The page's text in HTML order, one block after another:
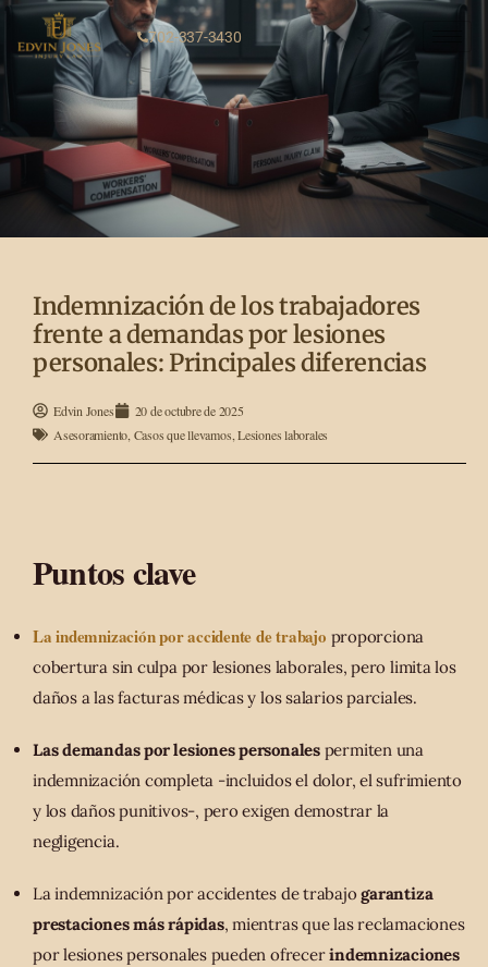
702-337-3430
Indemnización de los trabajadores
frente a demandas por lesiones
personales: Principales diferencias
Edvin Jones
20 de octubre de 2025
Asesoramiento Casos que llevamos ,Lesiones laborales
Puntos clave
La indemnización por accidente de trabajo proporciona
cobertura sin culpa por lesiones laborales, pero limita los
daños a las facturas médicas y los salarios parciales.
Las demandas por lesiones personalespermiten una
indemnización completa -incluidos el dolor, el sufrimiento
y los daños punitivos-, pero exigen demostrar la
negligencia.
La indemnización por accidentes de trabajogarantiza
prestaciones más rápidas, mientras que las reclamaciones
por lesiones personales pueden ofrecerindemnizaciones